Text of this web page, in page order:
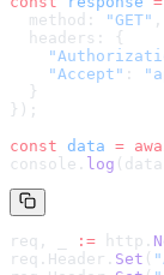
  method:
"GET" ,
  headers: {
    "Accept"
:
  }
});
const data =
console. log
req, _ := http.
req.Header. Set (